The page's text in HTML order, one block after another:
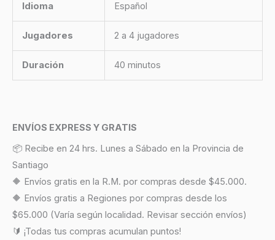
Idioma Español
Jugadores 2 a 4 jugadores
Duración 40 minutos
ENVÍOS EXPRESS Y GRATIS
📦 Recibe en 24 hrs. Lunes a Sábado en la Provincia de
Santiago
🔶 Envíos gratis en la R.M. por compras desde $45.000.
🔶 Envíos gratis a Regiones por compras desde los
$65.000 (Varía según localidad. Revisar sección envíos)
🔰 ¡Todas tus compras acumulan puntos!